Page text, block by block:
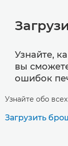
Узнайте,
вы
ошибок
Узнайте обо
Загрузить